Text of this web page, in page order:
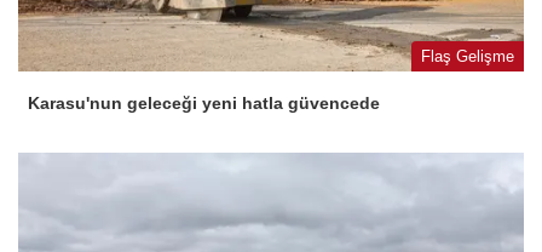
Flaş Gelişme
Karasu'nun geleceği yeni hatla güvencede